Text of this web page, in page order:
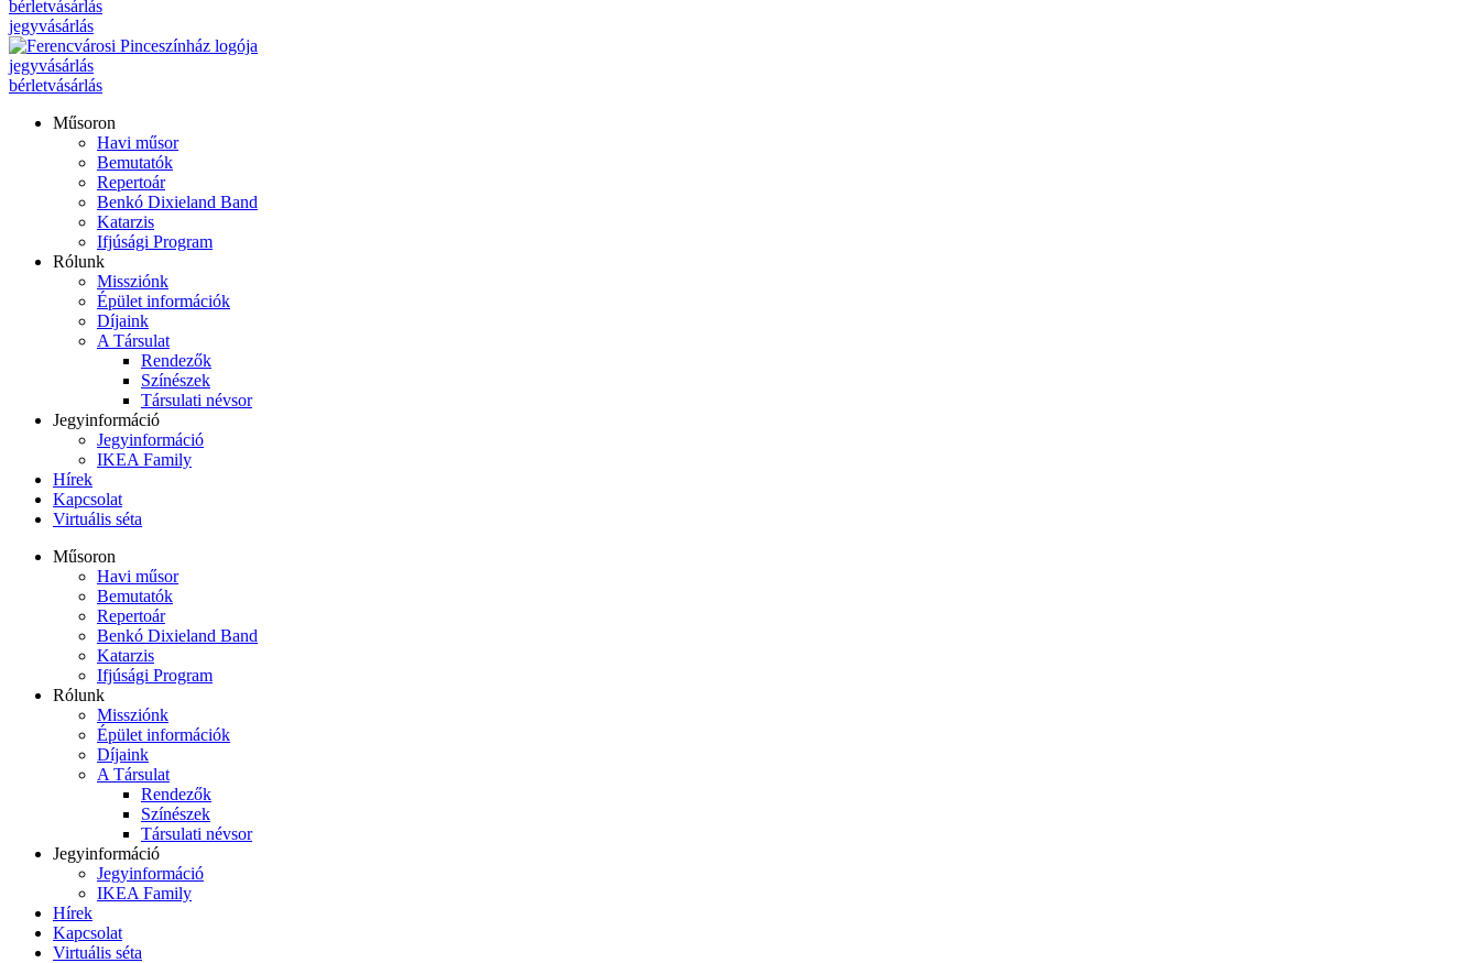
bérletvásárlás
jegyvásárlás
jegyvásárlás
bérletvásárlás
Műsoron
Havi műsor
Bemutatók
Repertoár
Benkó Dixieland Band
Katarzis
Ifjúsági Program
Rólunk
Missziónk
Épület információk
Díjaink
A Társulat
Rendezők
Színészek
Társulati névsor
Jegyinformáció
Jegyinformáció
IKEA Family
Hírek
Kapcsolat
Virtuális séta
Műsoron
Havi műsor
Bemutatók
Repertoár
Benkó Dixieland Band
Katarzis
Ifjúsági Program
Rólunk
Missziónk
Épület információk
Díjaink
A Társulat
Rendezők
Színészek
Társulati névsor
Jegyinformáció
Jegyinformáció
IKEA Family
Hírek
Kapcsolat
Virtuális séta